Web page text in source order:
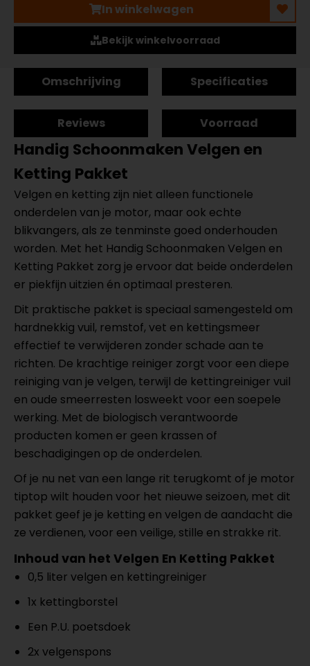
In winkelwagen
Bekijk winkelvoorraad
Omschrijving Specificaties
Reviews Voorraad
Handig SchoonmakenVelgen en
Ketting Pakket
Velgen en ketting zijn niet alleen functionele
onderdelen van je motor, maar ook echte
blikvangers, als ze tenminste goed onderhouden
worden. Met het Handig Schoonmaken Velgen en
Ketting Pakket zorg je ervoor dat beide onderdelen
er piekfijn uitzien én optimaal presteren.
Dit praktische pakket is speciaal samengesteld om
hardnekkig vuil, remstof, vet en kettingsmeer
effectief te verwijderen zonder schade aan te
richten. De krachtige reiniger zorgt voor een diepe
reiniging van je velgen, terwijl de kettingreiniger vuil
en oude smeerresten losweekt voor een soepele
werking. Met de biologisch verantwoorde
producten komen er geen krassen of
beschadigingen op de onderdelen.
Of je nu net van een lange rit terugkomt of je motor
tiptop wilt houden voor het nieuwe seizoen, met dit
pakket geef je je ketting en velgen de aandacht die
ze verdienen, voor een veilige, stille en strakke rit.
Inhoud van het Velgen En Ketting Pakket
0,5 liter velgen en kettingreiniger
1x kettingborstel
Een P.U. poetsdoek
2x velgenspons